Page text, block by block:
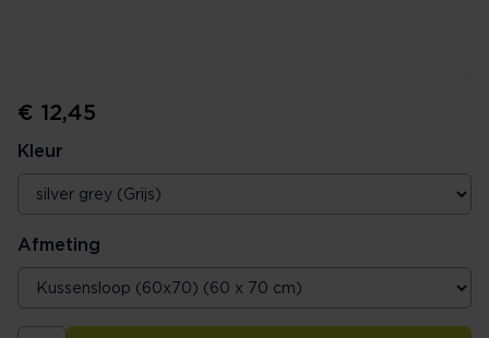
€ 12,45
Kleur
Afmeting